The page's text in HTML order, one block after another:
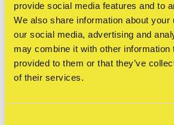
provide social media features and to
We also share information about your
our social media, advertising and
may combine it with other information
provided to them or that they’ve
of their services.
Rondleidingen & workshops